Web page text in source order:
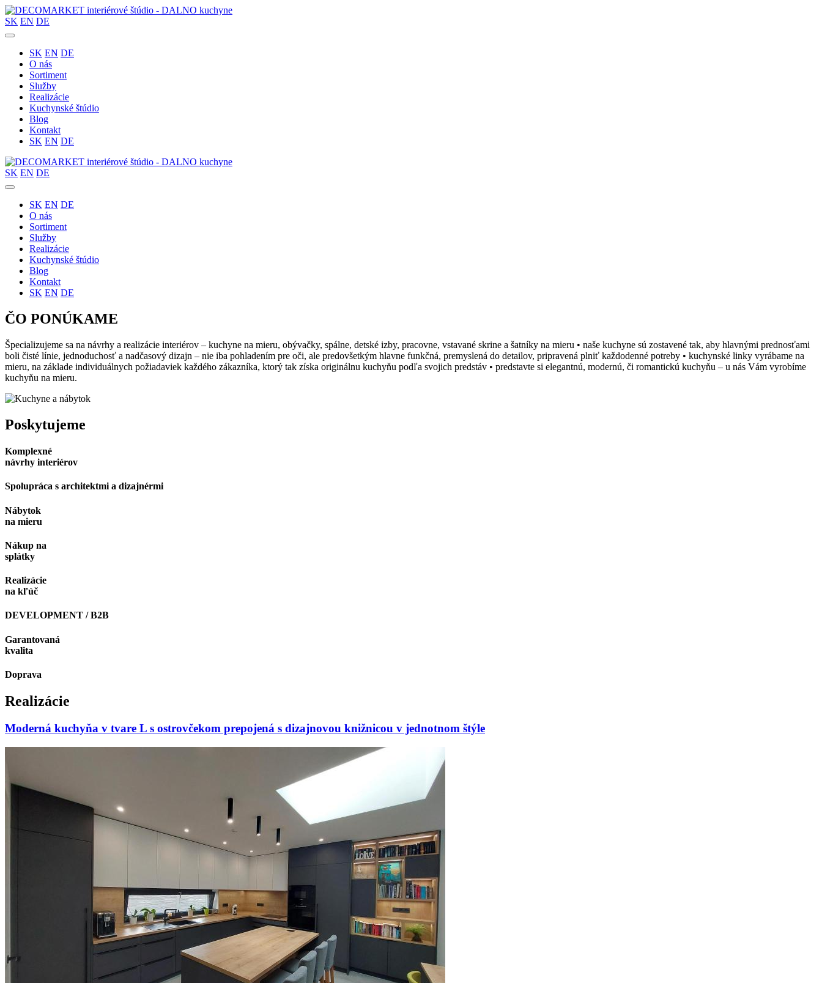
SK EN DE
SK EN DE
O nás
Sortiment
Služby
Realizácie
Kuchynské štúdio
Blog
Kontakt
SK EN DE
SK EN DE
SK EN DE
O nás
Sortiment
Služby
Realizácie
Kuchynské štúdio
Blog
Kontakt
SK EN DE
ČO PONÚKAME
Špecializujeme sa na návrhy a realizácie interiérov – kuchyne na mieru, obývačky, spálne, detské izby, pracovne, vstavané skrine a šatníky na mieru • naše kuchyne sú zostavené tak, aby hlavnými prednosťami
boli čisté línie, jednoduchosť a nadčasový dizajn – nie iba pohladením pre oči, ale predovšetkým hlavne funkčná, premyslená do detailov, pripravená plniť každodenné potreby • kuchynské linky vyrábame na
mieru, na základe individuálnych požiadaviek každého zákazníka, ktorý tak získa originálnu kuchyňu podľa svojich predstáv • predstavte si elegantnú, modernú, či romantickú kuchyňu – u nás Vám vyrobíme
kuchyňu na mieru.
Poskytujeme
Komplexné
návrhy interiérov
Spolupráca s architektmi a dizajnérmi
Nábytok
na mieru
Nákup na
splátky
Realizácie
na kľúč
DEVELOPMENT / B2B
Garantovaná
kvalita
Doprava
Realizácie
Moderná kuchyňa v tvare L s ostrovčekom prepojená s dizajnovou knižnicou v jednotnom štýle